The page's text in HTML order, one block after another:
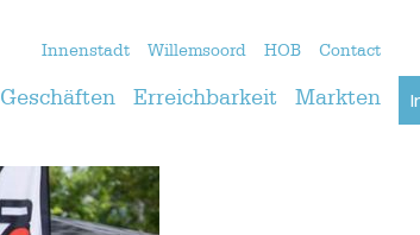
Innenstadt Willemsoord HOB Contact
Geschäften Erreichbarkeit Markten